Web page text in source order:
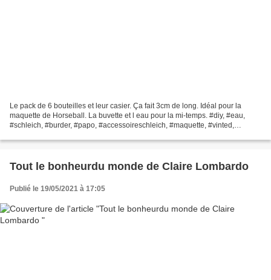
Le pack de 6 bouteilles et leur casier. Ça fait 3cm de long. Idéal pour la
maquette de Horseball. La buvette et l eau pour la mi-temps. #diy, #eau,
#schleich, #burder, #papo, #accessoireschleich, #maquette, #vinted,
Tout le bonheurdu monde de Claire Lombardo
Publié le 19/05/2021 à 17:05